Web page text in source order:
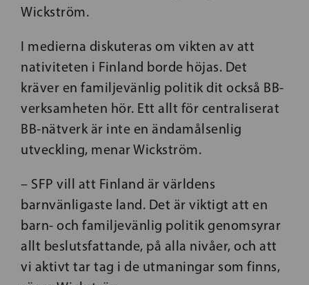
Wickström.
I medierna diskuteras om vikten av att
nativiteten i Finland borde höjas. Det
kräver en familjevänlig politik dit också BB-
verksamheten hör. Ett allt för centraliserat
BB-nätverk är inte en ändamålsenlig
utveckling, menar Wickström.
– SFP vill att Finland är världens
barnvänligaste land. Det är viktigt att en
barn- och familjevänlig politik genomsyrar
allt beslutsfattande, på alla nivåer, och att
vi aktivt tar tag i de utmaningar som finns,